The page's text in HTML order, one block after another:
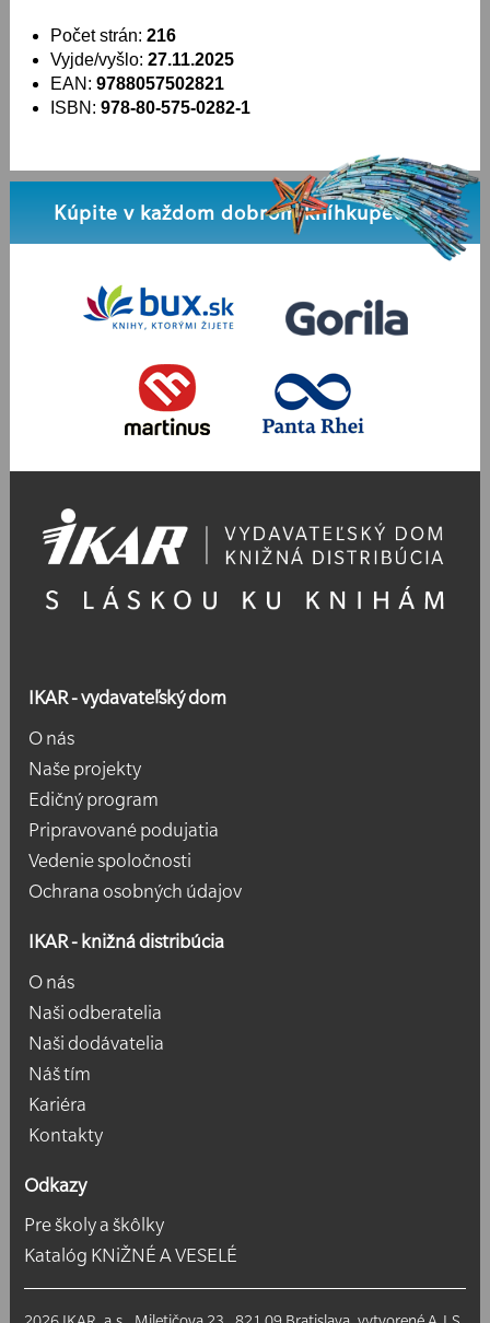
Počet strán: 216
Vyjde/vyšlo: 27.11.2025
EAN: 9788057502821
ISBN: 978-80-575-0282-1
Kúpite v každom dobrom kníhkupectve
IKAR - vydavateľský dom
O nás
Naše projekty
Edičný program
Pripravované podujatia
Vedenie spoločnosti
Ochrana osobných údajov
IKAR - knižná distribúcia
O nás
Naši odberatelia
Naši dodávatelia
Náš tím
Kariéra
Kontakty
Odkazy
Pre školy a škôlky
Katalóg KNiŽNÉ A VESELÉ